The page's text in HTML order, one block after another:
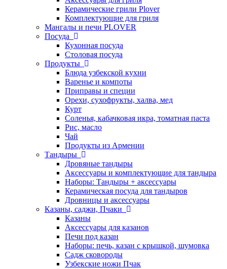
Керамические грили Plover
Комплектующие для гриля
Мангалы и печи PLOVER
Посуда
Кухонная посуда
Столовая посуда
Продукты
Блюда узбекской кухни
Варенье и компоты
Приправы и специи
Орехи, сухофрукты, халва, мед
Курт
Соленья, кабачковая икра, томатная паста
Рис, масло
Чай
Продукты из Армении
Тандыры
Дровяные тандыры
Аксессуары и комплектующие для тандыра
Наборы: Тандыры + аксессуары
Керамическая посуда для тандыров
Дровницы и аксессуары
Казаны, саджи, Пчаки
Казаны
Аксессуары для казанов
Печи под казан
Наборы: печь, казан с крышкой, шумовка
Садж сковороды
Узбекские ножи Пчак